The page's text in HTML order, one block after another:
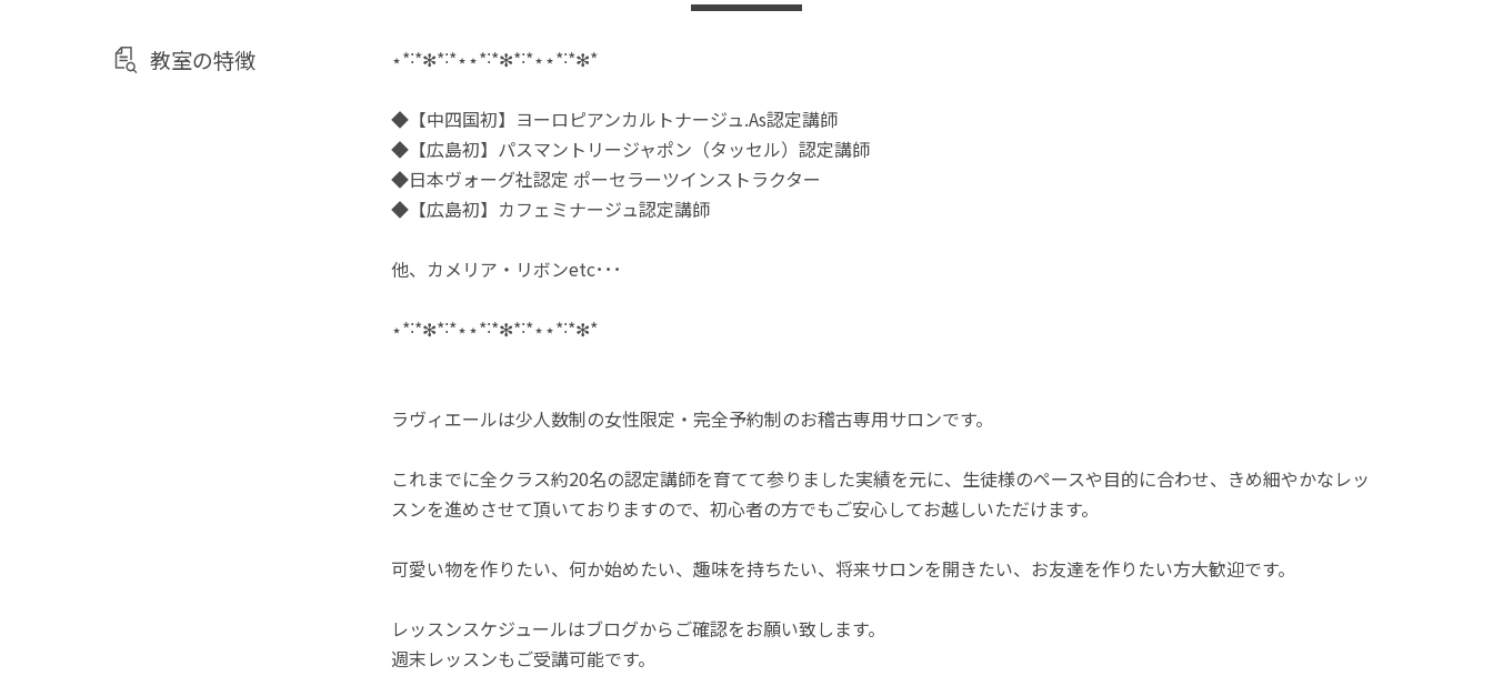
教室の特徴 ⋆*˸*✻*˸*⋆⋆*˸*✻*˸*⋆⋆*˸*✻*
◆【中四国初】ヨーロピアンカルトナージュ.As認定講師
◆【広島初】パスマントリージャポン（タッセル）認定講師
◆日本ヴォーグ社認定 ポーセラーツインストラクター
◆【広島初】カフェミナージュ認定講師
他、カメリア・リボンetc･･･
⋆*˸*✻*˸*⋆⋆*˸*✻*˸*⋆⋆*˸*✻*
ラヴィエールは少人数制の女性限定・完全予約制のお稽古専用サロンです。
これまでに全クラス約20名の認定講師を育てて参りました実績を元に、生徒様のペースや目的に合わせ、きめ細やかなレッ
スンを進めさせて頂いておりますので、初心者の方でもご安心してお越しいただけます。
可愛い物を作りたい、何か始めたい、趣味を持ちたい、将来サロンを開きたい、お友達を作りたい方大歓迎です。
レッスンスケジュールはブログからご確認をお願い致します。
週末レッスンもご受講可能です。